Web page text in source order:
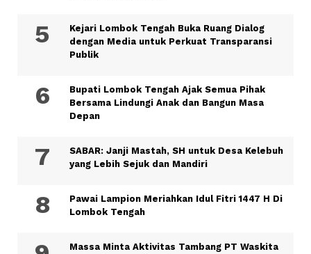
Kejari Lombok Tengah Buka Ruang Dialog
dengan Media untuk Perkuat Transparansi
Publik
Bupati Lombok Tengah Ajak Semua Pihak
Bersama Lindungi Anak dan Bangun Masa
Depan
SABAR: Janji Mastah, SH untuk Desa Kelebuh
yang Lebih Sejuk dan Mandiri
Pawai Lampion Meriahkan Idul Fitri 1447 H Di
Lombok Tengah
Massa Minta Aktivitas Tambang PT Waskita